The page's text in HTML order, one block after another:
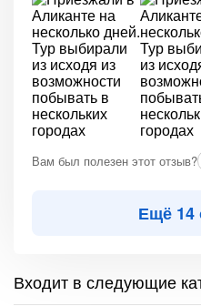
Вам был полезен этот отзыв?
Ещё 14
Входит в следующие